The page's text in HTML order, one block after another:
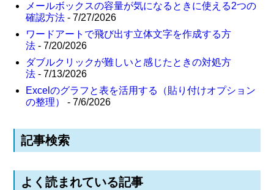
メールボックスの容量が気になるときに使える2つの
確認方法 - 7/27/2026
ワードアートで飛び出す立体文字を作成する方
法 - 7/20/2026
ダブルクリックが難しいと感じたときの対処方
法 - 7/13/2026
Excelのグラフと表を活用する（貼り付けオプション
の整理）
- 7/6/2026
記事検索
よく読まれている記事